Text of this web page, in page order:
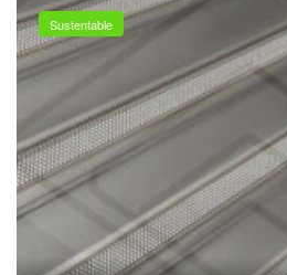
Sustentable